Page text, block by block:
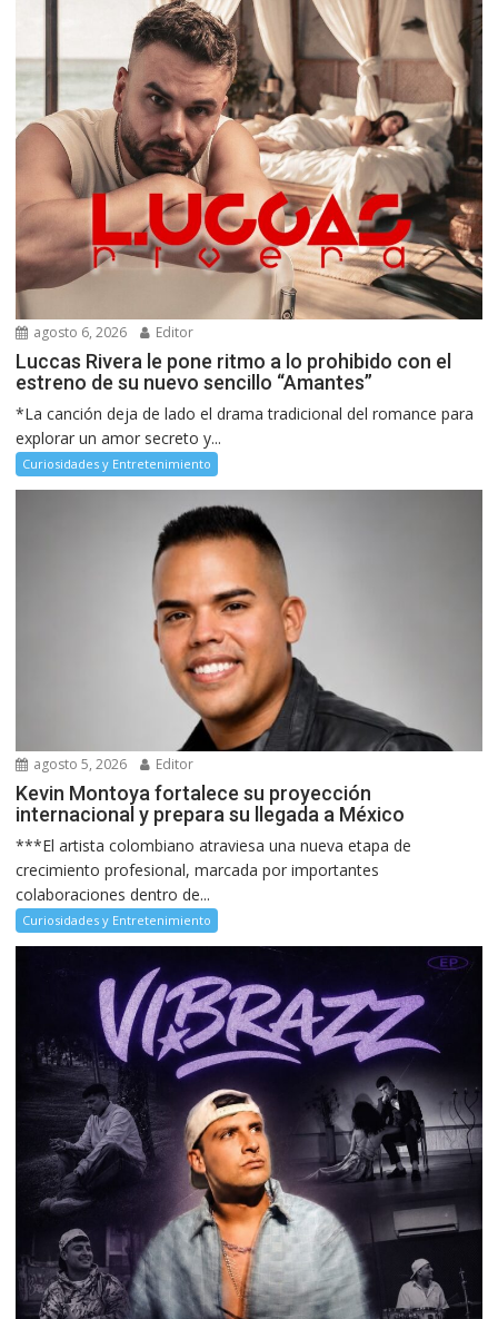
agosto 6, 2026 Editor
Luccas Rivera le pone ritmo a lo prohibido con el
estreno de su nuevo sencillo “Amantes”
*La canción deja de lado el drama tradicional del romance para
explorar un amor secreto y...
Curiosidades y Entretenimiento
agosto 5, 2026 Editor
Kevin Montoya fortalece su proyección
internacional y prepara su llegada a México
***El artista colombiano atraviesa una nueva etapa de
crecimiento profesional, marcada por importantes
colaboraciones dentro de...
Curiosidades y Entretenimiento